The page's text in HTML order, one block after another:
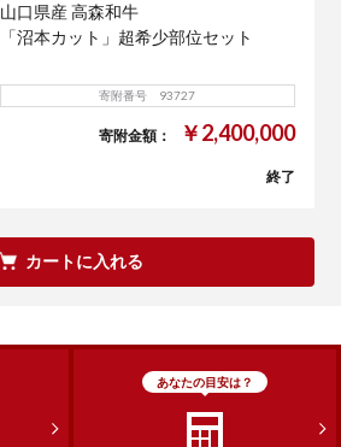
山口県産 高森和牛
「沼本カット」超希少部位セット
寄附番号 93727
寄附金額： ￥2,400,000
終了
カートに入れる
あなたの目安は？